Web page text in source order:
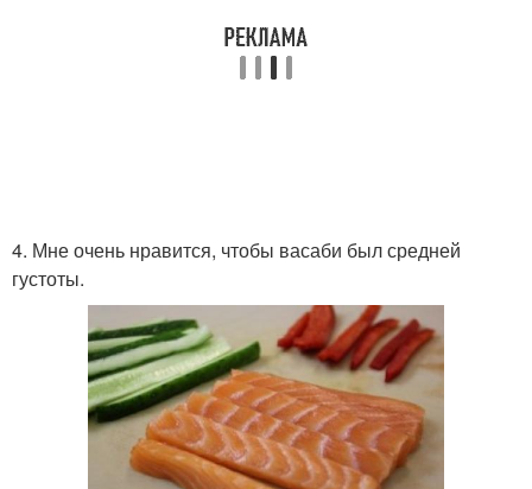
4. Мне очень нравится, чтобы васаби был средней
густоты.